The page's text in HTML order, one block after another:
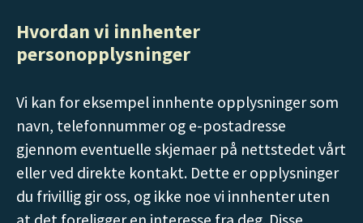
Hvordan vi innhenter
personopplysninger
Vi kan for eksempel innhente opplysninger som
navn, telefonnummer og e-postadresse
gjennom eventuelle skjemaer på nettstedet vårt
eller ved direkte kontakt. Dette er opplysninger
du frivillig gir oss, og ikke noe vi innhenter uten